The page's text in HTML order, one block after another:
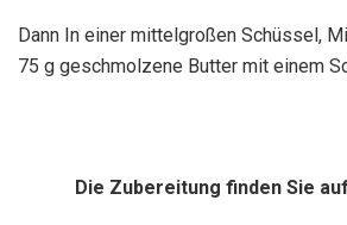
Dann In einer mittelgroßen Schüssel,
75 g geschmolzene Butter mit einem
Die Zubereitung finden Sie